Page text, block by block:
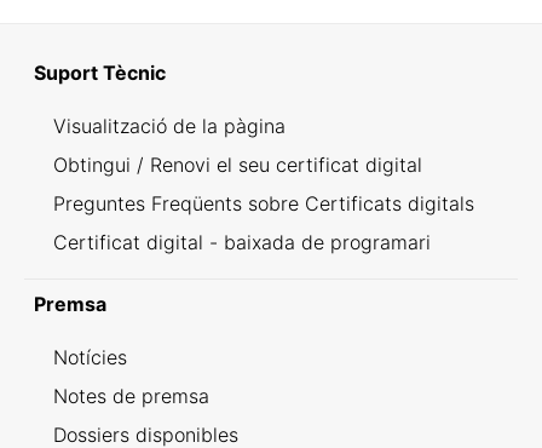
Suport Tècnic
Visualització de la pàgina
Obtingui / Renovi el seu certificat digital
Preguntes Freqüents sobre Certificats digitals
Certificat digital - baixada de programari
Premsa
Notícies
Notes de premsa
Dossiers disponibles